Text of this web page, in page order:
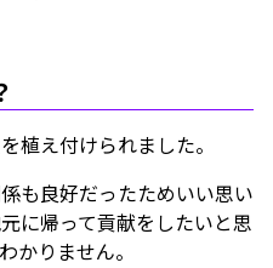
植え付けられました。
も良好だったためいい思い
に帰って貢献をしたいと思
かりません。